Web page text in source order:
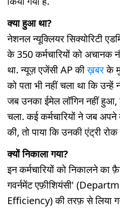
क्या हुआ था?
नेशनल न्यूक्लियर सिक्योरिटी
के 350 कर्मचारियों को अचानक
था. न्यूज़ एजेंसी AP कीख़बरके
को पता भी नहीं चला था कि उन्हें
जब उनका ईमेल लॉगिन नहीं हुआ,
चला. कई कर्मचारियों ने जब
की, तो पाया कि उनकी एंट्री रोक
क्यों निकाला गया?
इन कर्मचारियों को निकालने का
गवर्नमेंट एफ़ीशियंसी'
Efficiency) की तरफ़ से लिया